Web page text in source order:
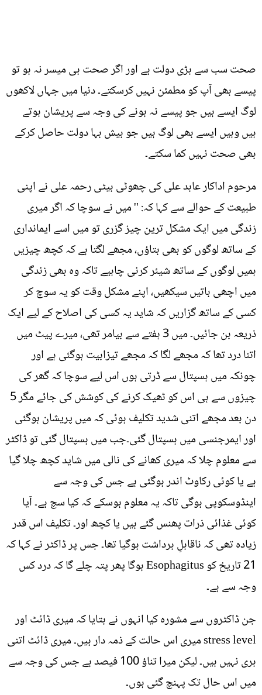
صحت سب سے بڑی دولت ہے اور اگر صحت ہی میسر نہ ہو تو
پیسے بھی آپ کو مطمئن نہیں کرسکتے۔ دنیا میں جہاں لاکھوں
لوگ ایسے ہیں جو پیسے نہ ہونے کی وجہ سے پریشان ہوتے
ہیں وہیں ایسے بھی لوگ ہیں جو بیش بہا دولت حاصل کرکے
بھی صحت نہیں کما سکتے۔
مرحوم اداکار عابد علی کی چھوٹی بیٹی رحمہ علی نے اپنی
طبیعت کے حوالے سے کہا کہ: '' میں نے سوچا کہ اگر میری
زندگی میں ایک مشکل ترین چیز گزری تو میں اسے ایمانداری
کے ساتھ لوگوں کو بھی بتاؤں، مجھے لگتا ہے کہ کچھ چیزیں
ہمیں لوگوں کے ساتھ شیئر کرنی چاہیے تاکہ وہ بھی زندگی
میں اچھی باتیں سیکھیں، اپنے مشکل وقت کو یہ سوچ کر
کسی کے ساتھ گزاریں کہ شاید یہ کسی کی اصلاح کے لیے ایک
ذریعہ بن جائیں۔ میں 3 ہفتے سے بیامر تھی، میرے پیٹ میں
اتنا درد تھا کہ مجھے لگا کہ مجھے تیزابیت ہوگئی ہے اور
چونکہ میں ہسپتال سے ڈرتی ہوں اس لیے سوچا کہ گھر کی
چیزوں سے ہی اس کو ٹھیک کرنے کی کوشش کی جائے مگر 5
دن بعد مجھے اتنی شدید تکلیف ہوئی کہ میں پریشان ہوگئی
اور ایمرجنسی میں ہسپتال گئی۔جب میں ہسپتال گئی تو ڈاکٹر
سے معلوم چلا کہ میری کھانے کی نالی میں شاید کچھ چلا گیا
ہے یا کوئی رکاوٹ اندر ہوگئی ہے جس کی وجہ سے
اینڈوسکوپی ہوگی تاکہ یہ معلوم ہوسکے کہ کیا سچ ہے۔ آیا
کوئی غذائی ذرات پھنس گئے ہیں یا کچھ اور۔ تکلیف اس قدر
زیادہ تھی کہ ناقابلِ برداشت ہوگیا تھا۔ جس پر ڈاکٹر نے کہا کہ
21 تاریخ کو Esophagitus ہوگا پھر پتہ چلے گا کہ درد کس
وجہ سے ہے۔
جن ڈاکٹروں سے مشورہ کیا انہوں نے بتایا کہ میری ڈائٹ اور
stress level میری اس حالت کے ذمہ دار ہیں۔ میری ڈائٹ اتنی
بری نہیں ہیں۔ لیکن میرا تناؤ 100 فیصد ہے جس کی وجہ سے
میں اس حال تک پہنچ گئی ہوں۔